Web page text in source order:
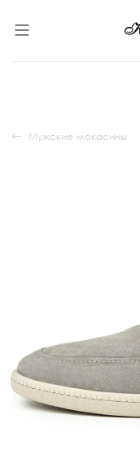
Мужские мокасины